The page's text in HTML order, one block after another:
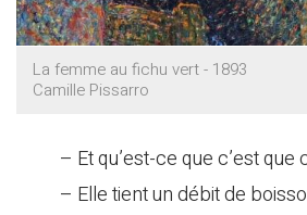
La femme au fichu vert - 1893
Camille Pissarro
– Et qu’est-ce que c’est que
– Elle tient un débit de